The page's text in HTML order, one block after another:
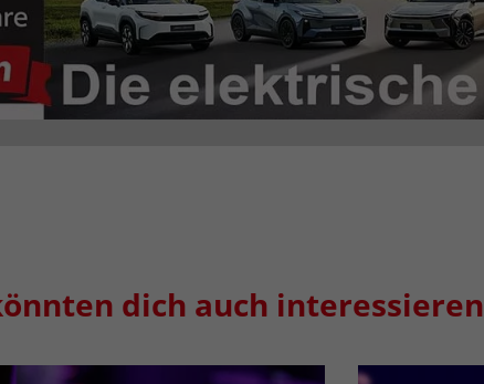
dich auch interessieren